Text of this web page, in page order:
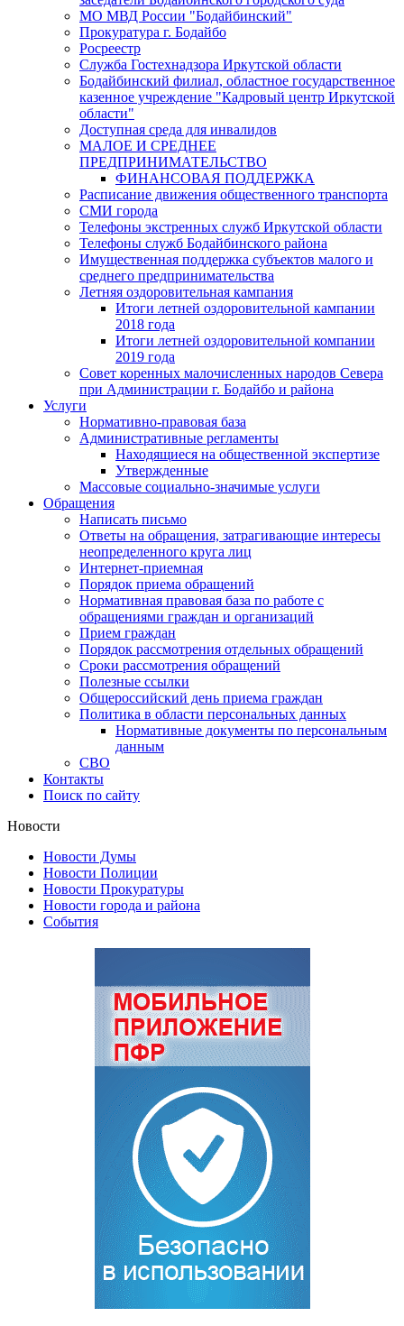
МО МВД России "Бодайбинский"
Прокуратура г. Бодайбо
Росреестр
Служба Гостехнадзора Иркутской области
Бодайбинский филиал, областное государственное
казенное учреждение "Кадровый центр Иркутской
области"
Доступная среда для инвалидов
МАЛОЕ И СРЕДНЕЕ
ПРЕДПРИНИМАТЕЛЬСТВО
ФИНАНСОВАЯ ПОДДЕРЖКА
Расписание движения общественного транспорта
СМИ города
Телефоны экстренных служб Иркутской области
Телефоны служб Бодайбинского района
Имущественная поддержка субъектов малого и
среднего предпринимательства
Летняя оздоровительная кампания
Итоги летней оздоровительной кампании
2018 года
Итоги летней оздоровительной компании
2019 года
Совет коренных малочисленных народов Севера
при Администрации г. Бодайбо и района
Услуги
Нормативно-правовая база
Административные регламенты
Находящиеся на общественной экспертизе
Утвержденные
Массовые социально-значимые услуги
Обращения
Написать письмо
Ответы на обращения, затрагивающие интересы
неопределенного круга лиц
Интернет-приемная
Порядок приема обращений
Нормативная правовая база по работе с
обращениями граждан и организаций
Прием граждан
Порядок рассмотрения отдельных обращений
Сроки рассмотрения обращений
Полезные ссылки
Общероссийский день приема граждан
Политика в области персональных данных
Нормативные документы по персональным
данным
СВО
Контакты
Поиск по сайту
Новости
Новости Думы
Новости Полиции
Новости Прокуратуры
Новости города и района
События